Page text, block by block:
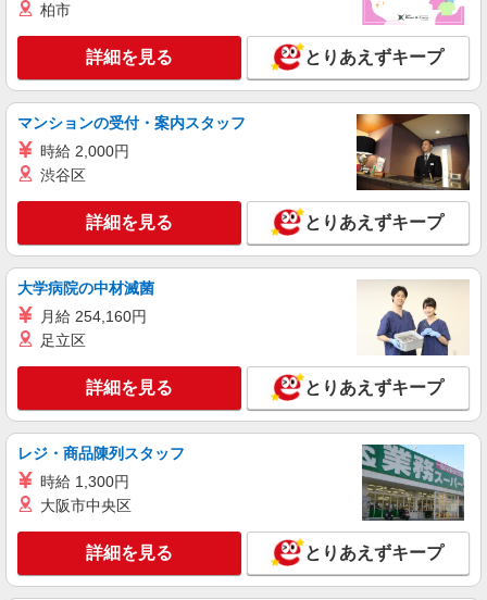
時給1500円〜2125円 ＜日払い有/週払い有/交
通費全支給(ガソリン代含む)＞
御所市｜御所駅⇒徒歩6分
キープ 詳細を見る
派遣社員
株式会社kotrio /●NR-H-1882686
御所★デイで送迎や生活サポートなど【福祉】
時給1500円〜2125円 ＜日払い有/週払い有/交
通費全支給(ガソリン代含む)＞
詳細を見る
株式会社kotrio /●NR-H-2069261
御所市＊幅広い世代が活動中！サ高住のサポー
トSTAFF
時給1500円〜2150円 ＜日払い有/週払い有/交
詳細を見る
柏市
詳細を見る とりあえずキープ
マンションの受付・案内スタッフ
時給 2,000円
渋谷区
詳細を見る とりあえずキープ
大学病院の中材滅菌
月給 254,160円
足立区
詳細を見る とりあえずキープ
レジ・商品陳列スタッフ
時給 1,300円
大阪市中央区
詳細を見る とりあえずキープ